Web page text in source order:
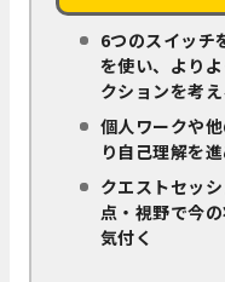
6つのスイッチ
を使い、より
クションを考
個人ワークや
り自己理解を
クエストセッ
点・視野で今
気付く